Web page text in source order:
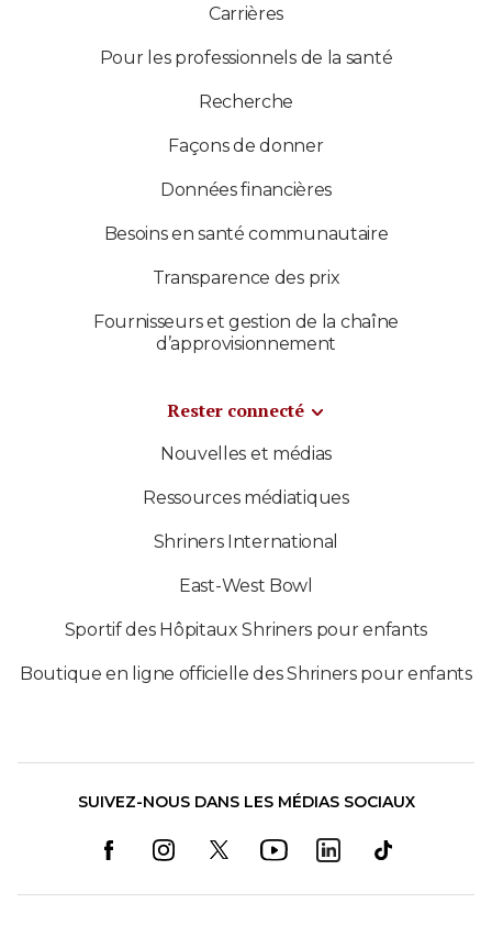
Carrières
Pour les professionnels de la santé
Recherche
Façons de donner
Données financières
Besoins en santé communautaire
Transparence des prix
Fournisseurs et gestion de la chaîne
d’approvisionnement
Rester connecté
Nouvelles et médias
Ressources médiatiques
Shriners International
East-West Bowl
Sportif des Hôpitaux Shriners pour enfants
Boutique en ligne officielle des Shriners pour enfants
SUIVEZ-NOUS DANS LES MÉDIAS SOCIAUX